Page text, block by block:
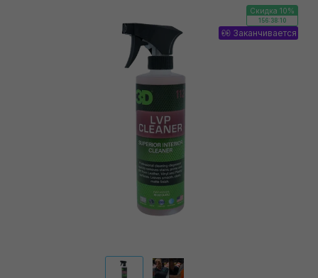
Скидка 10%
156:38:10
Заканчивается